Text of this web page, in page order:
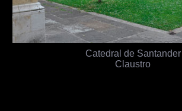
Catedral de Santander
Claustro